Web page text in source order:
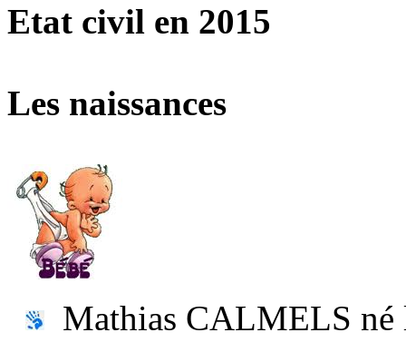
Etat civil en 2015
Les naissances
Mathias CALMELS né